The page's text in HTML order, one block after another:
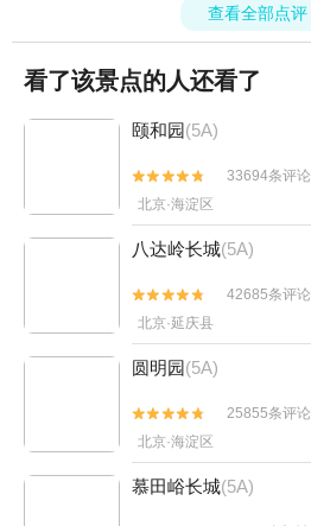
查看全部点评
看了该景点的人还看了
颐和园(5A)


33694条评论
北京·海淀区
八达岭长城(5A)


42685条评论
北京·延庆县
圆明园(5A)


25855条评论
北京·海淀区
慕田峪长城(5A)